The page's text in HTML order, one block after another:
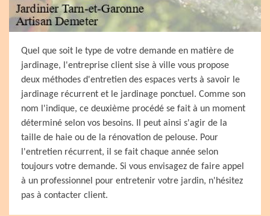
Quel que soit le type de votre demande en matière de
jardinage, l'entreprise client sise à ville vous propose
deux méthodes d'entretien des espaces verts à savoir le
jardinage récurrent et le jardinage ponctuel. Comme son
nom l'indique, ce deuxième procédé se fait à un moment
déterminé selon vos besoins. Il peut ainsi s'agir de la
taille de haie ou de la rénovation de pelouse. Pour
l'entretien récurrent, il se fait chaque année selon
toujours votre demande. Si vous envisagez de faire appel
à un professionnel pour entretenir votre jardin, n'hésitez
pas à contacter client.